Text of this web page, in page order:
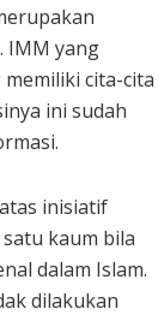
IMM yang
cita-cita
ini sudah
inisiatif
kaum bila
dalam Islam.
dilakukan